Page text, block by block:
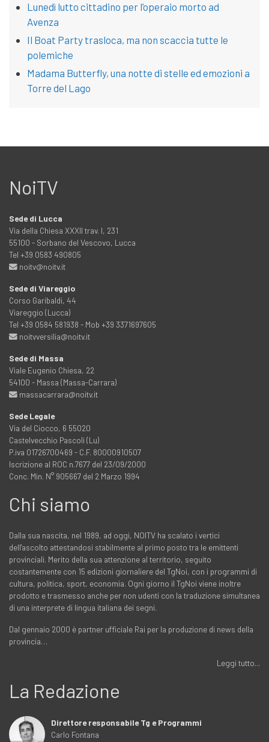
Lunedì lutto cittadino per l’operaio morto ad
Avenza
Il Boat Party trasloca, ma non scaccia tutte le
polemiche
Madama Butterfly, una notte di stelle ed emozioni a
Torre del Lago
NoiTV
Sede di Lucca
Via della Chiesa XXXII trav. I, 231
55100 - Sorbano del Vescovo, Lucca
Tel +39 0583 490805
noitv@noitv.it
Sede di Viareggio
Corso Garibaldi, 44
Viareggio (Lucca)
Tel +39 0584 581938 - Mob +39 3371697605
noitvversilia@noitv.it
Sede di Massa
Viale Eugenio Chiesa, 22
54100 - Massa (Massa-Carrara)
massacarrara@noitv.it
Sede Legale
Via del Ciocco, 6 55020
Castelvecchio Pascoli (Lu)
P.iva 01726700469 - C.F. 80000910507
Iscrizione al ROC n.7677 del 23/09/2000
Conc. Min. N° 905667 del 2 Marzo 1994
Chi siamo
Dalla sua nascita, nel 1989, ad oggi, NOITV ha scalato i vertici
dell'ascolto attestandosi stabilmente al primo posto tra le emittenti
provinciali. Merito della sua attenzione al territorio, seguito
costantemente con 15 edizioni giornaliere del TgNoi, con i programmi di
cultura, politica, sport, economia. Ogni giorno il TgNoi viene inoltre
prodotto e trasmesso anche per non udenti con la traduzione simultanea
di una interprete di lingua italiana dei segni.
Dal gennaio 2000 è partner ufficiale Rai per la produzione di news della
provincia…
Leggi tutto...
La Redazione
Direttore responsabile Tg e Programmi
Carlo Fontana